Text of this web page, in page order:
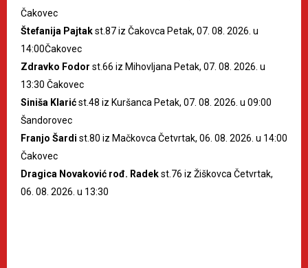
Čakovec
Štefanija Pajtakst.87 iz Čakovca Petak, 07. 08. 2026. u
14:00Čakovec
Zdravko Fodor st.66 iz Mihovljana Petak, 07. 08. 2026. u
13:30 Čakovec
Siniša Klarićst.48 iz Kuršanca Petak, 07. 08. 2026. u 09:00
Šandorovec
Franjo Šardi st.80 iz Mačkovca Četvrtak, 06. 08. 2026. u 14:00
Čakovec
Dragica Novaković rođ. Radekst.76 iz Žiškovca Četvrtak,
06. 08. 2026. u 13:30